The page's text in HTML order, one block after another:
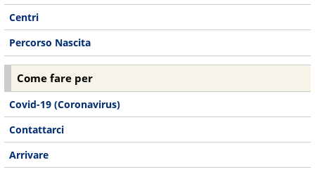
Centri
Percorso Nascita
Come fare per
Covid-19 (Coronavirus)
Contattarci
Arrivare